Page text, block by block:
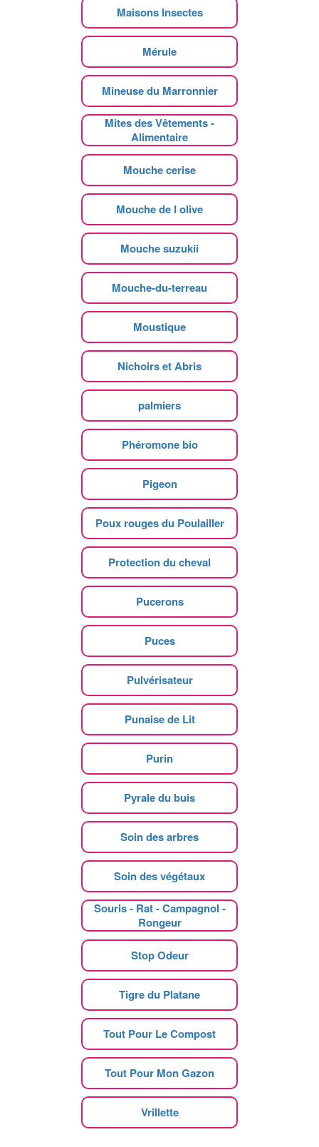
Maisons Insectes
Mérule
Mineuse du Marronnier
Mites des Vêtements -
Alimentaire
Mouche cerise
Mouche de l olive
Mouche suzukii
Mouche-du-terreau
Moustique
Nichoirs et Abris
palmiers
Phéromone bio
Pigeon
Poux rouges du Poulailler
Protection du cheval
Pucerons
Puces
Pulvérisateur
Punaise de Lit
Purin
Pyrale du buis
Soin des arbres
Soin des végétaux
Souris - Rat - Campagnol -
Rongeur
Stop Odeur
Tigre du Platane
Tout Pour Le Compost
Tout Pour Mon Gazon
Vrillette